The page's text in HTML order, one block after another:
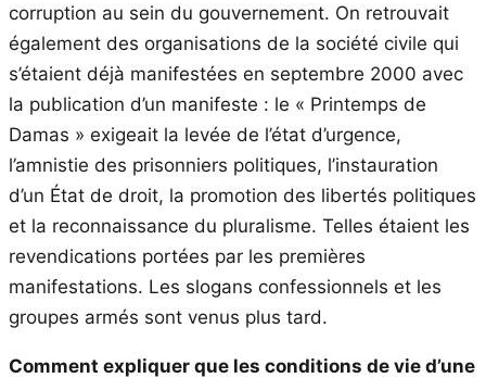
corruption au sein du gouvernement. On retrouvait
également des organisations de la société civile qui
s’étaient déjà manifestées en septembre 2000 avec
la publication d’un manifeste : le « Printemps de
Damas » exigeait la levée de l’état d’urgence,
l’amnistie des prisonniers politiques, l’instauration
d’un État de droit, la promotion des libertés politiques
et la reconnaissance du pluralisme. Telles étaient les
revendications portées par les premières
manifestations. Les slogans confessionnels et les
groupes armés sont venus plus tard.
Comment expliquer que les conditions de vie d’une